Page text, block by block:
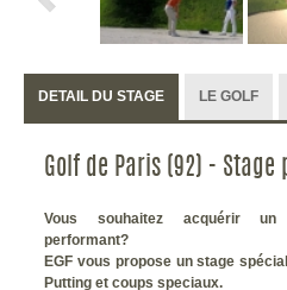
DETAIL DU STAGE LE GOLF
Golf de Paris (92) -
Vous souhaitez acquérir
performant?
EGF vous propose un stage
Putting et coups speciaux.